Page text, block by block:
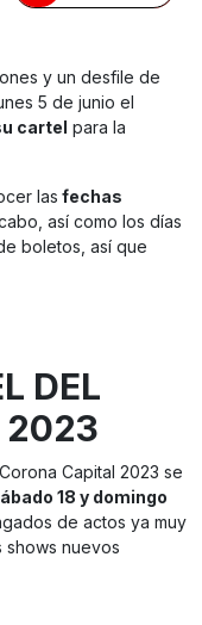
y un desfile de
5 de junio el
cartel para la
las fechas
así como los días
boletos, así que
DEL
2023
Capital 2023 se
18 y domingo
de actos ya muy
nuevos